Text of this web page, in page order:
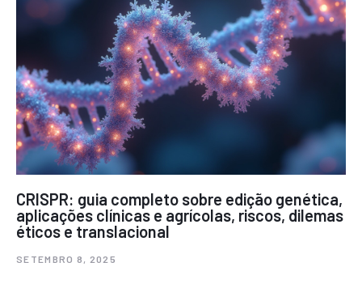
CRISPR: guia completo sobre edição genética,
aplicações clínicas e agrícolas, riscos, dilemas
éticos e translacional
SETEMBRO 8, 2025